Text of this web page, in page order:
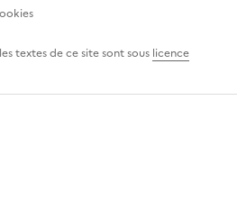
textes de ce site sont sous licence